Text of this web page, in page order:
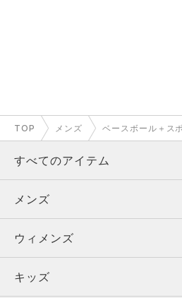
TOP メンズ ベースボール＋ス
すべてのアイテム
メンズ
ウィメンズ
キッズ
メンズ
トップス
ボトムス
ウィメンズ
トップス
キッズ